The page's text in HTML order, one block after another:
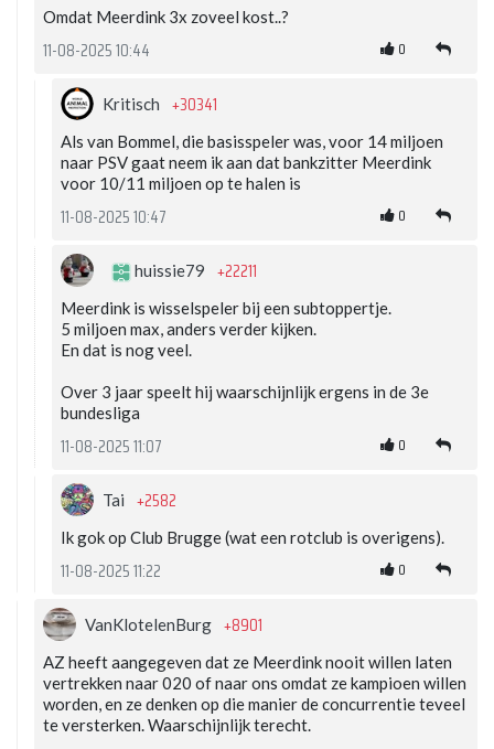
Omdat Meerdink 3x zoveel kost..?
11-08-2025 10:44 0
Kritisch +30341
Als van Bommel, die basisspeler was, voor 14 miljoen
naar PSV gaat neem ik aan dat bankzitter Meerdink
voor 10/11 miljoen op te halen is
11-08-2025 10:47 0
huissie79 +22211
Meerdink is wisselspeler bij een subtoppertje.
5 miljoen max, anders verder kijken.
En dat is nog veel.
Over 3 jaar speelt hij waarschijnlijk ergens in de 3e
bundesliga
11-08-2025 11:07 0
Tai +2582
Ik gok op Club Brugge (wat een rotclub is overigens).
11-08-2025 11:22 0
VanKlotelenBurg +8901
AZ heeft aangegeven dat ze Meerdink nooit willen laten
vertrekken naar 020 of naar ons omdat ze kampioen willen
worden, en ze denken op die manier de concurrentie teveel
te versterken. Waarschijnlijk terecht.